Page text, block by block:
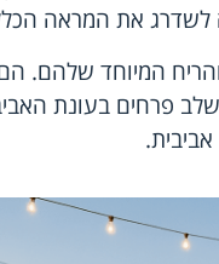
לשדרג את המראה
המיוחד שלהם.
פרחים בעונת